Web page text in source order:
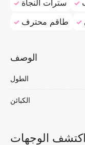
سترات النجاة
طاقم محترف
الوصف
الطول
الكبائن
اكتشف الوجهات